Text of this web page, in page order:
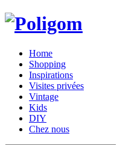
Home
Shopping
Inspirations
Visites privées
Vintage
Kids
DIY
Chez nous